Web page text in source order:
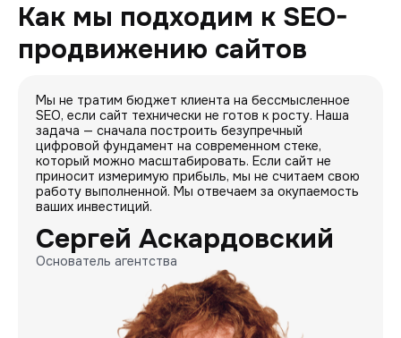
Как мы подходим к SEO-
продвижению сайтов
Мы не тратим бюджет клиента на бессмысленное
SEO, если сайт технически не готов к росту. Наша
задача — сначала построить безупречный
цифровой фундамент на современном стеке,
который можно масштабировать. Если сайт не
приносит измеримую прибыль, мы не считаем свою
работу выполненной. Мы отвечаем за окупаемость
ваших инвестиций.
Сергей Аскардовский
Основатель агентства